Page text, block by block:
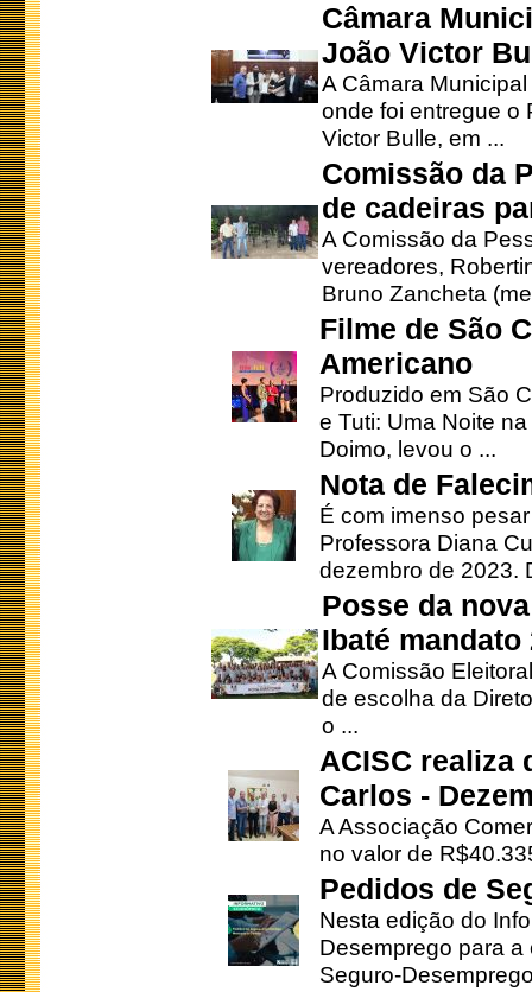
Câmara
João Victor
A Câmara
onde foi entregue o
Victor Bulle, em ...
Comissão da
de cadeiras
A Comissão da
vereadores,
Bruno Zancheta
Filme de São
Americano
Produzido em São
e Tuti: Uma Noite
Doimo, levou o ...
Nota de
É com imenso
Professora Diana
dezembro de 2023.
Posse da
Ibaté mandato
A Comissão
de escolha da
o ...
ACISC realiza
Carlos -
A Associação
no valor de
Pedidos de
Nesta edição do
Desemprego para
Seguro-